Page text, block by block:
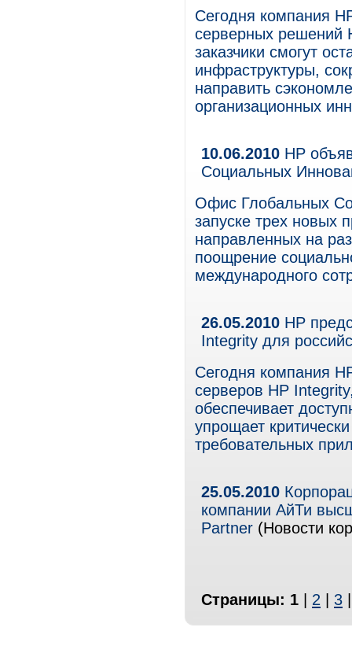
Сегодня компания
серверных решений
заказчики смогут
инфраструктуры,
направить
организационных
10.06.2010 HP
Социальных
Офис Глобальных
запуске трех новых
направленных на
поощрение
международного
26.05.2010 HP
Integrity для
Сегодня компания
серверов НР
обеспечивает
упрощает
требовательных
25.05.2010
компании АйТи
Partner (Новости
Страницы: 1 2 3